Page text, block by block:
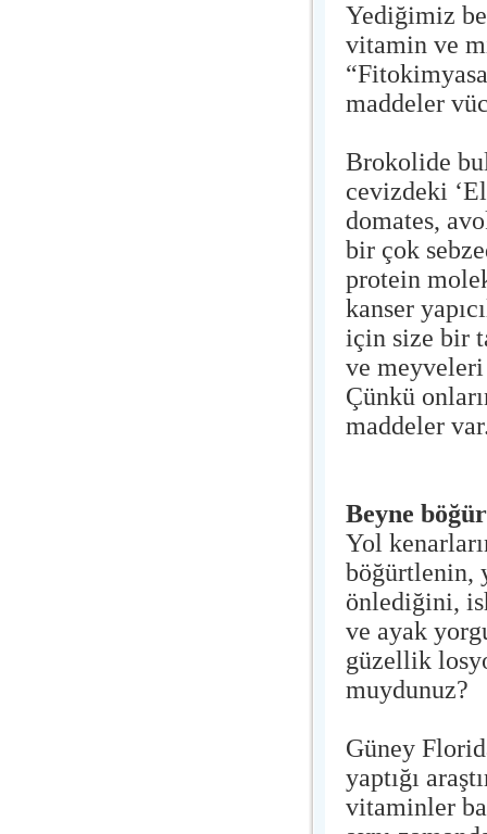
Yediğimiz
vitamin ve
maddeler
Brokolide
cevizdeki
domates,
bir çok
protein
kanser
için size bir
ve meyveleri
Çünkü
maddeler
Beyne
Yol
böğürtlenin,
önlediğini,
ve ayak
güzellik
muydunuz?
Güney
yaptığı
vitaminler